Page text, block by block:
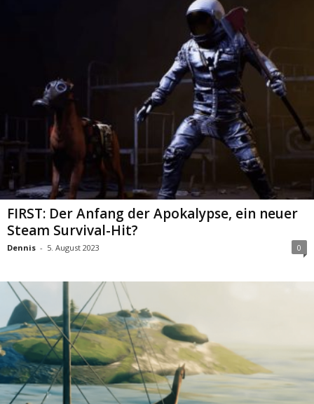
FIRST: Der Anfang der Apokalypse, ein neuer
Steam Survival-Hit?
Dennis - 5. August 2023 0